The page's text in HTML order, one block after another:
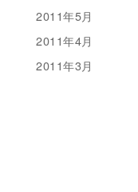
2011年5月
2011年4月
2011年3月